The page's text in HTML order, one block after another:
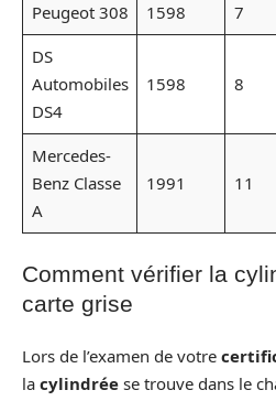
Peugeot 308
1598 7
DS
Automobiles
DS4
1598 8
Mercedes-
Benz Classe
A
1991 11
Comment vérifier la
carte grise
Lors de l’examen de votre
la cylindrée se trouve dans le